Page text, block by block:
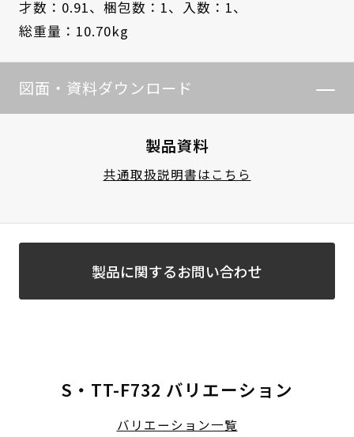
才数：0.91、 梱包数：1、
入数：1、
総重量：10.70kg
図面・資料ダウンロード
製品資料
共通取扱説明書はこちら
製品に関するお問い合わせ
S・TT-F732 バリエーション
バリエーション一覧